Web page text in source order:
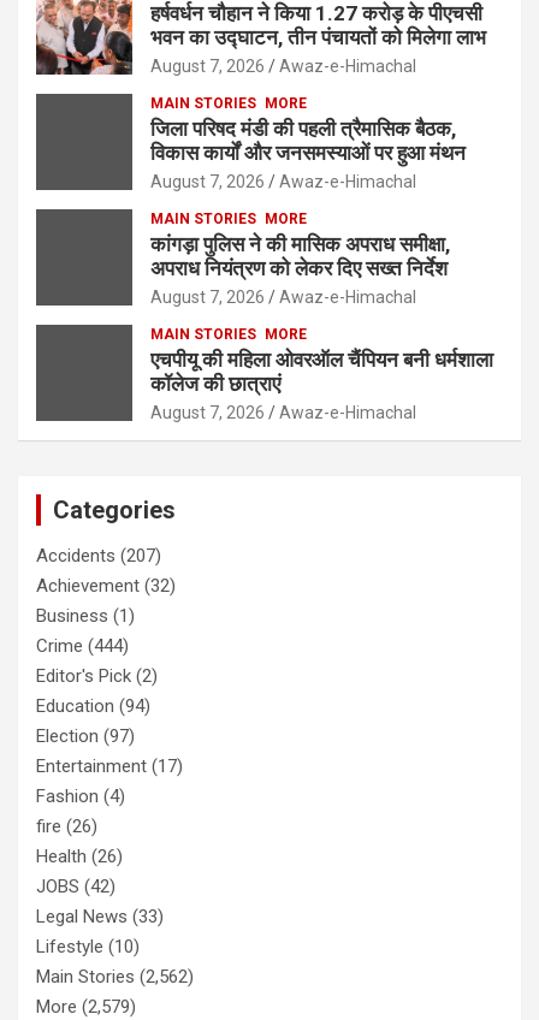
हर्षवर्धन चौहान ने किया 1.27 करोड़ के पीएचसी
भवन का उद्घाटन, तीन पंचायतों को मिलेगा लाभ
August 7, 2026 Awaz-e-Himachal
MAIN STORIES MORE
जिला परिषद मंडी की पहली त्रैमासिक बैठक,
विकास कार्यों और जनसमस्याओं पर हुआ मंथन
August 7, 2026 Awaz-e-Himachal
MAIN STORIES MORE
कांगड़ा पुलिस ने की मासिक अपराध समीक्षा,
अपराध नियंत्रण को लेकर दिए सख्त निर्देश
August 7, 2026 Awaz-e-Himachal
MAIN STORIES MORE
एचपीयू की महिला ओवरऑल चैंपियन बनी धर्मशाला
कॉलेज की छात्राएं
August 7, 2026 Awaz-e-Himachal
Categories
Accidents (207)
Achievement (32)
Business (1)
Crime (444)
Editor's Pick (2)
Education (94)
Election (97)
Entertainment (17)
Fashion (4)
fire (26)
Health (26)
JOBS (42)
Legal News (33)
Lifestyle (10)
Main Stories (2,562)
More (2,579)